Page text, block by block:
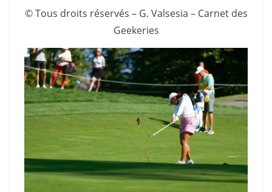
© Tous droits réservés – G. Valsesia – Carnet des
Geekeries